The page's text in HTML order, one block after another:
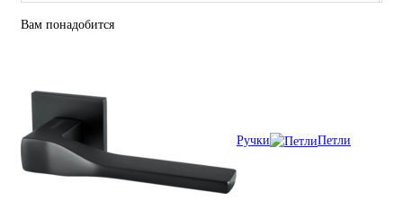
Вам понадобится
Ручки Петли